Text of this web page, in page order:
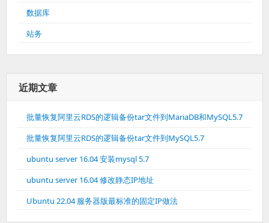
数据库
站务
近期文章
批量恢复阿里云RDS的逻辑备份tar文件到MariaDB和MySQL5.7
批量恢复阿里云RDS的逻辑备份tar文件到MySQL5.7
ubuntu server 16.04 安装mysql 5.7
ubuntu server 16.04 修改静态IP地址
Ubuntu 22.04 服务器版最标准的固定IP做法